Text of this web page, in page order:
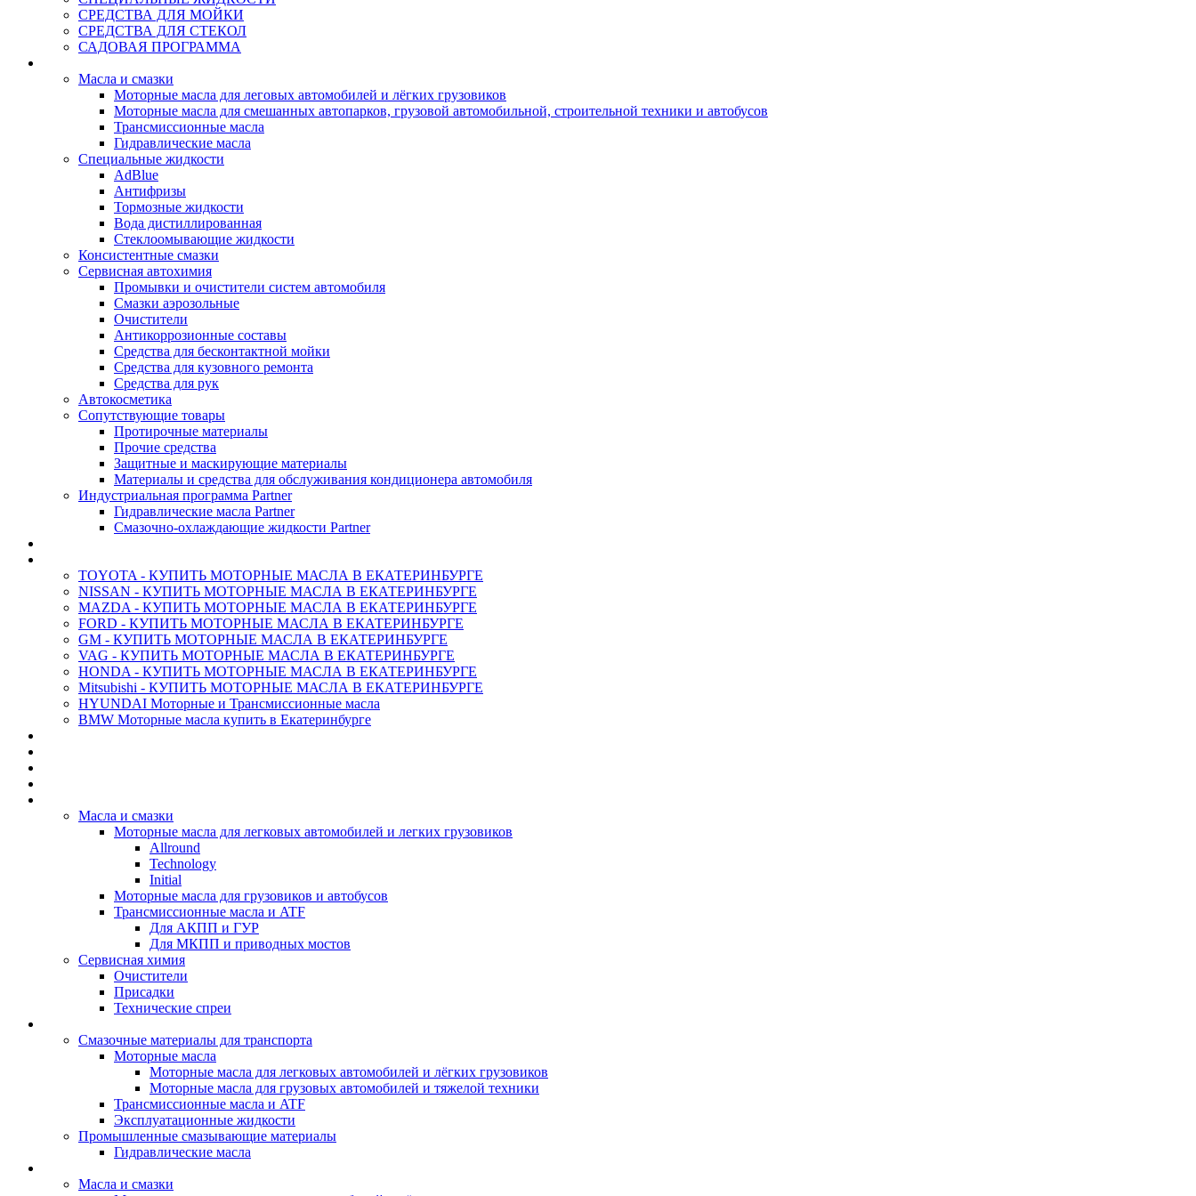
СРЕДСТВА ДЛЯ МОЙКИ
СРЕДСТВА ДЛЯ СТЕКОЛ
САДОВАЯ ПРОГРАММА
Масла и смазки
Моторные масла для леговых автомобилей и лёгких грузовиков
Моторные масла для смешанных автопарков, грузовой автомобильной, строительной техники и автобусов
Трансмиссионные масла
Гидравлические масла
Специальные жидкости
AdBlue
Антифризы
Тормозные жидкости
Вода дистиллированная
Стеклоомывающие жидкости
Консистентные смазки
Сервисная автохимия
Промывки и очистители систем автомобиля
Смазки аэрозольные
Очистители
Антикоррозионные составы
Средства для бесконтактной мойки
Средства для кузовного ремонта
Средства для рук
Автокосметика
Сопутствующие товары
Протирочные материалы
Прочие средства
Защитные и маскирующие материалы
Материалы и средства для обслуживания кондиционера автомобиля
Индустриальная программа Partner
Гидравлические масла Partner
Смазочно-охлаждающие жидкости Partner
TOYOTA - КУПИТЬ МОТОРНЫЕ МАСЛА В ЕКАТЕРИНБУРГЕ
NISSAN - КУПИТЬ МОТОРНЫЕ МАСЛА В ЕКАТЕРИНБУРГЕ
MAZDA - КУПИТЬ МОТОРНЫЕ МАСЛА В ЕКАТЕРИНБУРГЕ
FORD - КУПИТЬ МОТОРНЫЕ МАСЛА В ЕКАТЕРИНБУРГЕ
GM - КУПИТЬ МОТОРНЫЕ МАСЛА В ЕКАТЕРИНБУРГЕ
VAG - КУПИТЬ МОТОРНЫЕ МАСЛА В ЕКАТЕРИНБУРГЕ
HONDA - КУПИТЬ МОТОРНЫЕ МАСЛА В ЕКАТЕРИНБУРГЕ
Mitsubishi - КУПИТЬ МОТОРНЫЕ МАСЛА В ЕКАТЕРИНБУРГЕ
HYUNDAI Моторные и Трансмиссионные масла
BMW Моторные масла купить в Екатеринбурге
Масла и смазки
Моторные масла для легковых автомобилей и легких грузовиков
Allround
Technology
Initial
Моторные масла для грузовиков и автобусов
Трансмиссионные масла и ATF
Для АКПП и ГУР
Для МКПП и приводных мостов
Сервисная химия
Очистители
Присадки
Технические спреи
Смазочные материалы для транспорта
Моторные масла
Моторные масла для легковых автомобилей и лёгких грузовиков
Моторные масла для грузовых автомобилей и тяжелой техники
Трансмиссионные масла и ATF
Эксплуатационные жидкости
Промышленные смазывающие материалы
Гидравлические масла
Масла и смазки